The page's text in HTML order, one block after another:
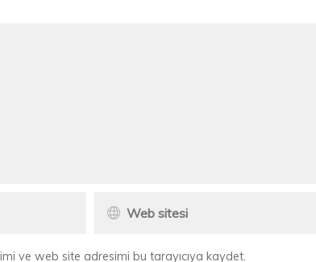
ve web site adresimi bu tarayıcıya kaydet.